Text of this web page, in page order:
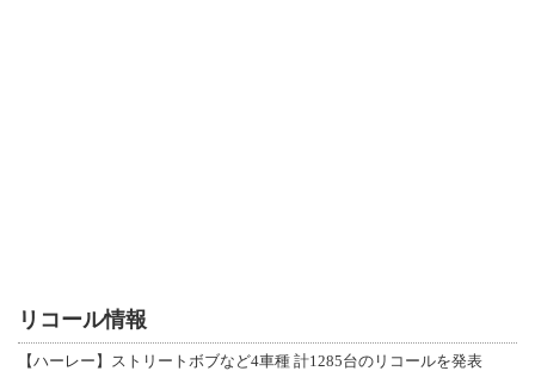
リコール情報
【ハーレー】ストリートボブなど4車種 計1285台のリコールを発表